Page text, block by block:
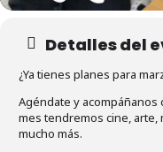
Detalles del
¿Ya tienes planes para
Agéndate y acompáñanos
mes tendremos cine, arte,
mucho más.